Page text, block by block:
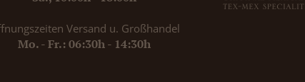
Versand u. Großhandel
Mo. - Fr.: 06:30h - 14:30h